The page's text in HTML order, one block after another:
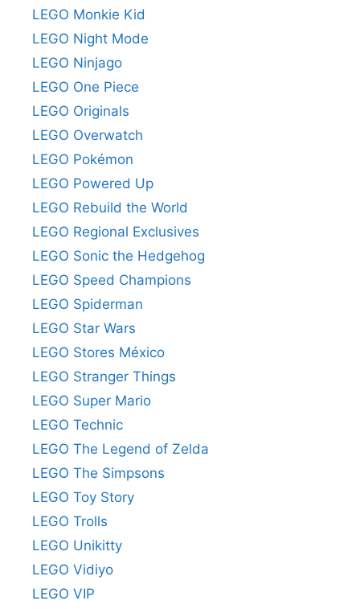
LEGO Monkie Kid
LEGO Night Mode
LEGO Ninjago
LEGO One Piece
LEGO Originals
LEGO Overwatch
LEGO Pokémon
LEGO Powered Up
LEGO Rebuild the World
LEGO Regional Exclusives
LEGO Sonic the Hedgehog
LEGO Speed Champions
LEGO Spiderman
LEGO Star Wars
LEGO Stores México
LEGO Stranger Things
LEGO Super Mario
LEGO Technic
LEGO The Legend of Zelda
LEGO The Simpsons
LEGO Toy Story
LEGO Trolls
LEGO Unikitty
LEGO Vidiyo
LEGO VIP